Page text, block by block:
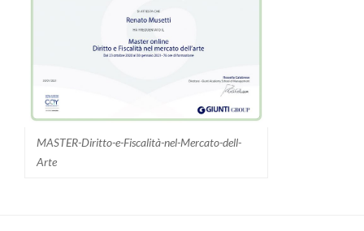
MASTER-Diritto-e-Fiscalità-nel-Mercato-dell-
Arte